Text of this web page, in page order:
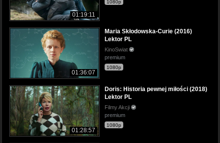
01:19:11
1080p
01:36:07
Maria Skłodowska-Curie (2016)
Lektor PL
KinoSwiat
premium
1080p
01:28:57
Doris: Historia pewnej miłości (2018)
Lektor PL
Filmy Akcji
premium
1080p